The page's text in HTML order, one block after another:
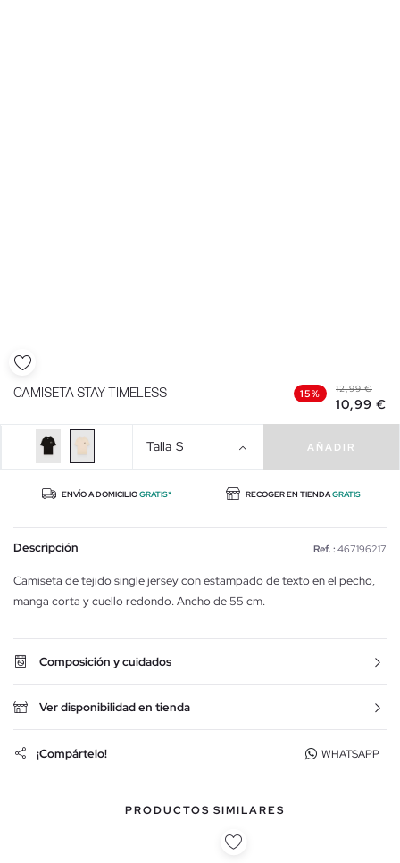
CAMISETA STAY TIMELESS 15% 12,99 €
10,99 €
Talla S AÑADIR
ENVÍO A DOMICILIOGRATIS* RECOGER EN TIENDAGRATIS
Descripción Ref. : 467196217
Camiseta de tejido single jersey con estampado de texto en el pecho,
manga corta y cuello redondo. Ancho de 55 cm.
Composición y cuidados
Ver disponibilidad en tienda
¡Compártelo! WHATSAPP
PRODUCTOS SIMILARES